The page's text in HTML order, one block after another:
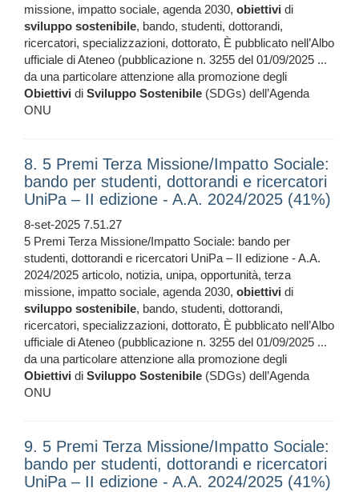
missione, impatto sociale, agenda 2030, obiettivi di
sviluppo sostenibile, bando, studenti, dottorandi,
ricercatori, specializzazioni, dottorato, È pubblicato nell’Albo
ufficiale di Ateneo (pubblicazione n. 3255 del 01/09/2025 ...
da una particolare attenzione alla promozione degli
Obiettivi di Sviluppo Sostenibile (SDGs) dell’Agenda
ONU
8. 5 Premi Terza Missione/Impatto Sociale:
bando per studenti, dottorandi e ricercatori
UniPa – II edizione - A.A. 2024/2025 (41%)
8-set-2025 7.51.27
5 Premi Terza Missione/Impatto Sociale: bando per
studenti, dottorandi e ricercatori UniPa – II edizione - A.A.
2024/2025 articolo, notizia, unipa, opportunità, terza
missione, impatto sociale, agenda 2030, obiettivi di
sviluppo sostenibile, bando, studenti, dottorandi,
ricercatori, specializzazioni, dottorato, È pubblicato nell’Albo
ufficiale di Ateneo (pubblicazione n. 3255 del 01/09/2025 ...
da una particolare attenzione alla promozione degli
Obiettivi di Sviluppo Sostenibile (SDGs) dell’Agenda
ONU
9. 5 Premi Terza Missione/Impatto Sociale:
bando per studenti, dottorandi e ricercatori
UniPa – II edizione - A.A. 2024/2025 (41%)